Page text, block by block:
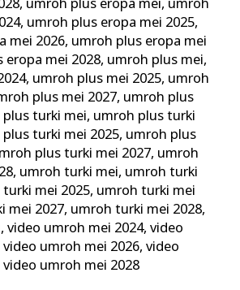
, umroh plus eropa mei, umroh
, umroh plus eropa mei 2025,
mei 2026, umroh plus eropa mei
eropa mei 2028, umroh plus mei,
, umroh plus mei 2025, umroh
plus mei 2027, umroh plus
turki mei, umroh plus turki
turki mei 2025, umroh plus
plus turki mei 2027, umroh
, umroh turki mei, umroh turki
mei 2025, umroh turki mei
mei 2027, umroh turki mei 2028,
,video umroh mei 2024,video
video umroh mei 2026,video
video umroh mei 2028